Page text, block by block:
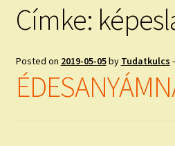
KÉRJ EGY MEGERŐSÍTÉST!
Címke:
Posted on 2019-05-05by Tudatkulcs